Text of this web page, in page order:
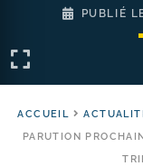
PUBLIÉ
ACCUEIL
PARUTION